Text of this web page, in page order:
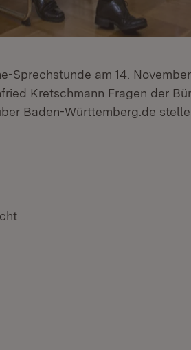
Sprechstunde am 14.
Kretschmann Fragen der
Baden-Württemberg.de